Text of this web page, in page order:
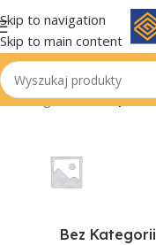
Skip to navigation
Skip to main content
Strona główna/Sklep
Bez Kategorii